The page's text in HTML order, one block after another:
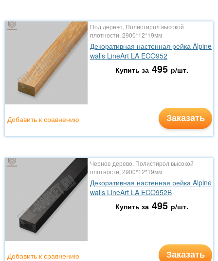
Под дерево, Полистирол высокой
плотности, 2900*12*19мм
Декоративная настенная рейка Alpine
walls LineArt LA ECO952
Купить за 495 р/шт.
Заказать
Добавить к сравнению
Черное дерево, Полистирол высокой
плотности, 2900*12*19мм
Декоративная настенная рейка Alpine
walls LineArt LA ECO952B
Купить за 495 р/шт.
Заказать
Добавить к сравнению